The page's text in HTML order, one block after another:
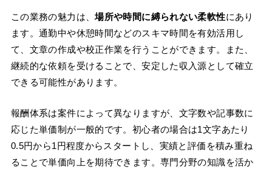
この業務の魅力は、場所や時間に縛られない柔軟性にあり
ます。通勤中や休憩時間などのスキマ時間を有効活用し
て、文章の作成や校正作業を行うことができます。また、
継続的な依頼を受けることで、安定した収入源として確立
できる可能性があります。
報酬体系は案件によって異なりますが、文字数や記事数に
応じた単価制が一般的です。初心者の場合は1文字あたり
0.5円から1円程度からスタートし、実績と評価を積み重ね
ることで単価向上を期待できます。専門分野の知識を活か